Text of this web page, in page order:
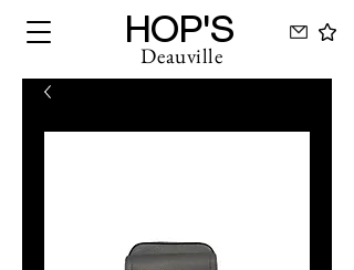
HOP'S
Deauville